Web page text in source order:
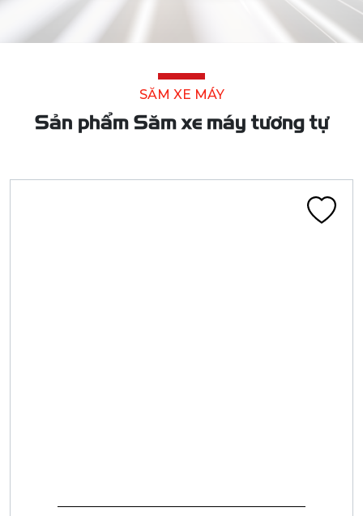
SĂM XE MÁY
Sản phẩm Săm xe máy tương tự